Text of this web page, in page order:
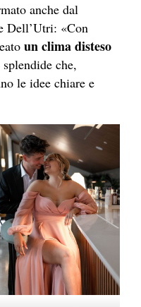
anche dal
Dell’Utri: «Con
un clima disteso
che,
le idee chiare e